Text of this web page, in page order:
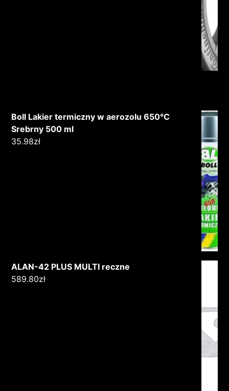
Boll Lakier termiczny w aerozolu 650°C
Srebrny 500 ml
35.98zł
ALAN-42 PLUS MULTI reczne
589.80zł